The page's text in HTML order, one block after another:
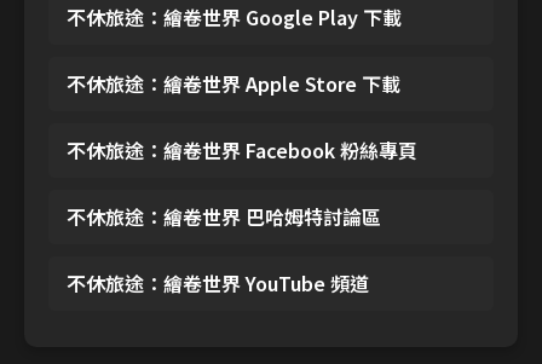
不休旅途：繪卷世界 Google Play 下載
不休旅途：繪卷世界 Apple Store 下載
不休旅途：繪卷世界 Facebook 粉絲專頁
不休旅途：繪卷世界 巴哈姆特討論區
不休旅途：繪卷世界 YouTube 頻道